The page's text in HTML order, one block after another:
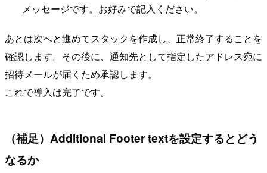
メッセージです。お好みで記入ください。
あとは次へと進めてスタックを作成し、正常終了することを
確認します。その後に、通知先として指定したアドレス宛に
招待メールが届くため承認します。
これで導入は完了です。
（補足）Additional Footer textを設定するとどう
なるか